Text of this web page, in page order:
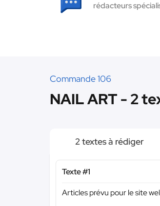
rédacteurs
Commande 106
NAIL ART - 2
2 textes à rédiger
Texte #1
Articles prévu pour le site